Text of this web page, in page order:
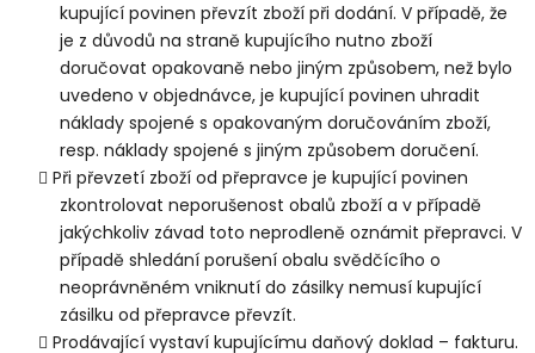
kupující povinen převzít zboží při dodání. V případě, že
je z důvodů na straně kupujícího nutno zboží
doručovat opakovaně nebo jiným způsobem, než bylo
uvedeno v objednávce, je kupující povinen uhradit
náklady spojené s opakovaným doručováním zboží,
resp. náklady spojené s jiným způsobem doručení.
Při převzetí zboží od přepravce je kupující povinen
zkontrolovat neporušenost obalů zboží a v případě
jakýchkoliv závad toto neprodleně oznámit přepravci. V
případě shledání porušení obalu svědčícího o
neoprávněném vniknutí do zásilky nemusí kupující
zásilku od přepravce převzít.
Prodávající vystaví kupujícímu daňový doklad – fakturu.